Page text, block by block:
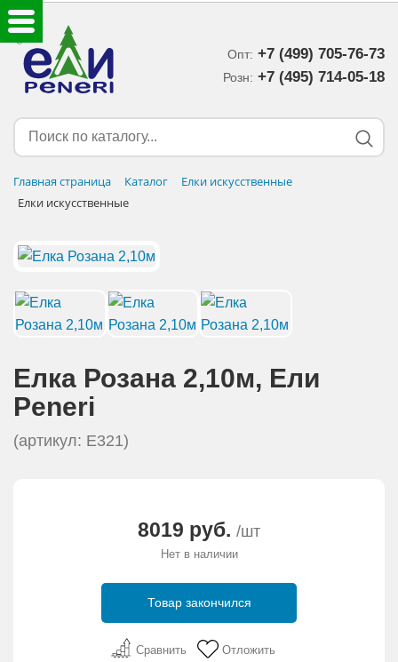
Опт: +7 (499) 705-76-73
Розн: +7 (495) 714-05-18‬
Главная страница Каталог
Елки искусственные
Елки искусственные
Елка Розана 2,10м, Eли
Peneri
(артикул: E321)
8019 руб. /шт
Нет в наличии
Товар закончился
Сравнить Отложить
ЕЛКИ ИСКУССТВЕННЫЕ
ЕЛОЧНЫЕ УКРАШЕНИЯ
НОВОГОДНИЙ ДЕКОР
ДОСТАВКА В РЕГИОНЫ
ДОСТАВКА
АКЦИИ И ПОДАРКИ
СЕРТИФИКАТЫ